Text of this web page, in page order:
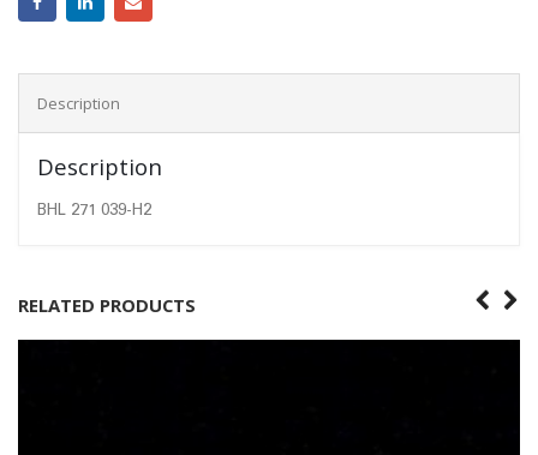
Description
Description
BHL 271 039-H2
RELATED PRODUCTS